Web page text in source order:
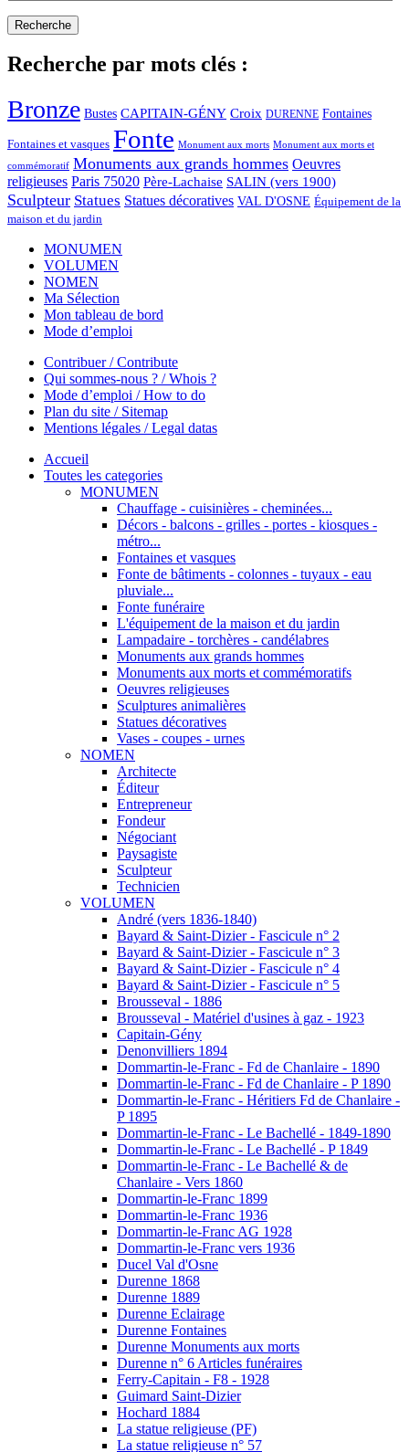
Recherche par mots clés :
Bronze Bustes CAPITAIN-GÉNY Croix DURENNE Fontaines
Fontaines et vasques Fonte Monument aux morts Monument aux morts et
commémoratif Monuments aux grands hommes Oeuvres
religieuses Paris 75020 Père-Lachaise SALIN (vers 1900)
Sculpteur Statues Statues décoratives VAL D'OSNE Équipement de la
maison et du jardin
MONUMEN
VOLUMEN
NOMEN
Ma Sélection
Mon tableau de bord
Mode d’emploi
Contribuer / Contribute
Qui sommes-nous ? / Whois ?
Mode d’emploi / How to do
Plan du site / Sitemap
Mentions légales / Legal datas
Accueil
Toutes les categories
MONUMEN
Chauffage - cuisinières - cheminées...
Décors - balcons - grilles - portes - kiosques -
métro...
Fontaines et vasques
Fonte de bâtiments - colonnes - tuyaux - eau
pluviale...
Fonte funéraire
L'équipement de la maison et du jardin
Lampadaire - torchères - candélabres
Monuments aux grands hommes
Monuments aux morts et commémoratifs
Oeuvres religieuses
Sculptures animalières
Statues décoratives
Vases - coupes - urnes
NOMEN
Architecte
Éditeur
Entrepreneur
Fondeur
Négociant
Paysagiste
Sculpteur
Technicien
VOLUMEN
André (vers 1836-1840)
Bayard & Saint-Dizier - Fascicule n° 2
Bayard & Saint-Dizier - Fascicule n° 3
Bayard & Saint-Dizier - Fascicule n° 4
Bayard & Saint-Dizier - Fascicule n° 5
Brousseval - 1886
Brousseval - Matériel d'usines à gaz - 1923
Capitain-Gény
Denonvilliers 1894
Dommartin-le-Franc - Fd de Chanlaire - 1890
Dommartin-le-Franc - Fd de Chanlaire - P 1890
Dommartin-le-Franc - Héritiers Fd de Chanlaire -
P 1895
Dommartin-le-Franc - Le Bachellé - 1849-1890
Dommartin-le-Franc - Le Bachellé - P 1849
Dommartin-le-Franc - Le Bachellé & de
Chanlaire - Vers 1860
Dommartin-le-Franc 1899
Dommartin-le-Franc 1936
Dommartin-le-Franc AG 1928
Dommartin-le-Franc vers 1936
Ducel Val d'Osne
Durenne 1868
Durenne 1889
Durenne Eclairage
Durenne Fontaines
Durenne Monuments aux morts
Durenne n° 6 Articles funéraires
Ferry-Capitain - F8 - 1928
Guimard Saint-Dizier
Hochard 1884
La statue religieuse (PF)
La statue religieuse n° 57